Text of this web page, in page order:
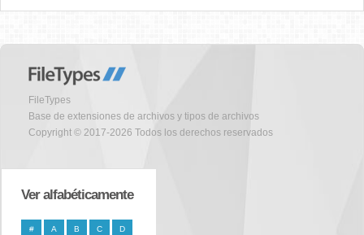
FileTypes
Base de extensiones de archivos y tipos de archivos
Copyright © 2017-2026 Todos los derechos reservados
Ver alfabéticamente
# A B C D